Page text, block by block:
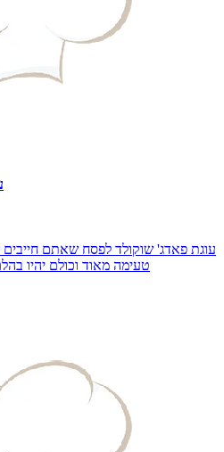
עוגת פאדג' שוקולד לפסח שאתם חייבים
טעימה מאוד וכולם יהיו